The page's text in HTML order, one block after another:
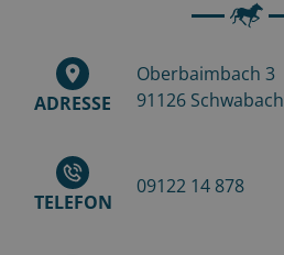
ADRESSE
Oberbaimbach 3
91126 Schwabach
TELEFON
09122 14 878